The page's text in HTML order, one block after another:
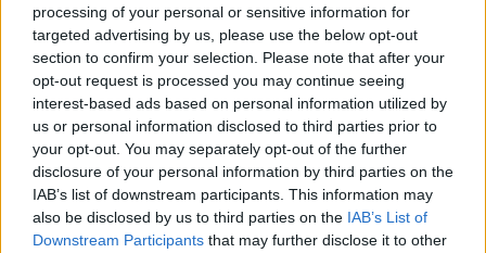
processing of your personal or sensitive information for
targeted advertising by us, please use the below opt-out
section to confirm your selection. Please note that after your
opt-out request is processed you may continue seeing
interest-based ads based on personal information utilized by
us or personal information disclosed to third parties prior to
your opt-out. You may separately opt-out of the further
disclosure of your personal information by third parties on the
IAB’s list of downstream participants. This information may
also be disclosed by us to third parties on the IAB’s List of
Downstream Participants that may further disclose it to other